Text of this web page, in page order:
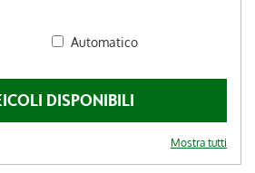
Automatico
DISPONIBILI
Mostra tutti